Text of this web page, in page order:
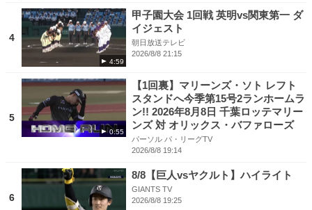
4
4:59
甲子園大会 1回戦 英明vs関東第一 ダ
イジェスト
朝日放送テレビ
2026/8/8 21:15
5
0:55
【1回裏】マリーンズ・ソト レフト
スタンドへ今季第15号2ランホームラ
ン!! 2026年8月8日 千葉ロッテマリー
ンズ 対 オリックス・バファローズ
パーソル パ・リーグTV
2026/8/8 19:14
6
8/8【巨人vsヤクルト】ハイライト
GIANTS TV
2026/8/8 19:25